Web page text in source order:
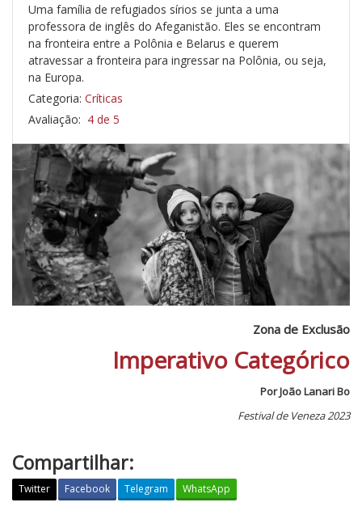
Uma família de refugiados sírios se junta a uma
professora de inglês do Afeganistão. Eles se encontram
na fronteira entre a Polônia e Belarus e querem
atravessar a fronteira para ingressar na Polônia, ou seja,
na Europa.
Categoria: Críticas
Avaliação: 4 de 5
Zona de Exclusão
Imperativo Categórico
Por João Lanari Bo
Festival de Veneza 2023
Compartilhar:
Twitter Facebook Telegram WhatsApp